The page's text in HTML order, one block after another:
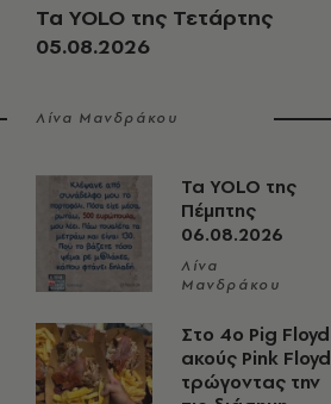
Τα YOLO της Τετάρτης
05.08.2026
Λίνα Μανδράκου
Τα YOLO της
Πέμπτης
06.08.2026
Λίνα
Μανδράκου
Στο 4ο Pig Floyd
ακούς Pink Floyd
τρώγοντας την